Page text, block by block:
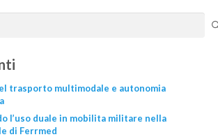
trasporto multimodale e autonomia
l’uso duale in mobilita militare nella
di Ferrmed